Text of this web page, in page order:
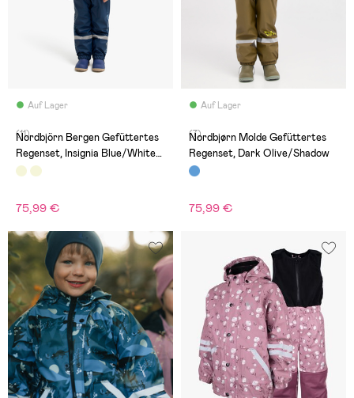
Auf Lager
(11)
Nordbjörn Bergen Gefüttertes
Regenset, Insignia Blue/White
Pepper
75,99 €
Auf Lager
(7)
Nordbjørn Molde Gefüttertes
Regenset, Dark Olive/Shadow
75,99 €